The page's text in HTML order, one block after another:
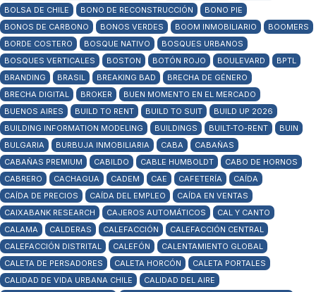
BOLSA DE CHILE
BONO DE RECONSTRUCCIÓN
BONO PIE
BONOS DE CARBONO
BONOS VERDES BOOM INMOBILIARIO
BOOMERS
BORDE COSTERO
BOSQUE NATIVO
BOSQUES URBANOS
BOSQUES VERTICALES
BOSTON BOTÓN ROJO BOULEVARD
BPTL
BRANDING
BRASIL BREAKING BAD
BRECHA DE GÉNERO
BRECHA DIGITAL
BROKER
BUEN MOMENTO EN EL MERCADO
BUENOS AIRES
BUILD TO RENT BUILD TO SUIT
BUILD UP 2026
BUILDING INFORMATION MODELING
BUILDINGS BUILT-TO-RENT
BUIN
BULGARIA
BURBUJA INMOBILIARIA CABA
CABAÑAS
CABAÑAS PREMIUM
CABILDO CABLE HUMBOLDT
CABO DE HORNOS
CABRERO
CACHAGUA CADEM CAE CAFETERÍA
CAÍDA
CAÍDA DE PRECIOS
CAÍDA DEL EMPLEO
CAÍDA EN VENTAS
CAIXABANK RESEARCH
CAJEROS AUTOMÁTICOS
CAL Y CANTO
CALAMA
CALDERAS CALEFACCIÓN
CALEFACCIÓN CENTRAL
CALEFACCIÓN DISTRITAL
CALEFÓN
CALENTAMIENTO GLOBAL
CALETA DE PERSADORES
CALETA HORCÓN
CALETA PORTALES
CALIDAD DE VIDA URBANA CHILE
CALIDAD DEL AIRE